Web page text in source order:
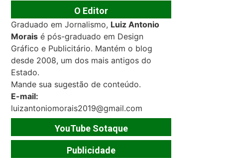
O Editor
Graduado em Jornalismo, Luiz Antonio
Morais é pós-graduado em Design
Gráfico e Publicitário. Mantém o blog
desde 2008, um dos mais antigos do
Estado.
Mande sua sugestão de conteúdo.
E-mail:
luizantoniomorais2019@gmail.com
YouTube Sotaque
Publicidade